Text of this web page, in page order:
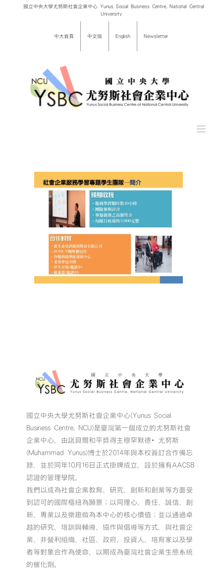
國立中央大學尤努斯社會企業中心 Yunus Social Business Centre, National Central
University
中大首頁 中文版 English Newsletter
國立中央大學尤努斯社會企業中心(Yunus Social
Business Centre, NCU)是臺灣第一個成立的尤努斯社會
企業中心，由諾貝爾和平獎得主穆罕默德•尤努斯
(Muhammad Yunus)博士於2014年與本校簽訂合作備忘
錄，並於同年10月16日正式掛牌成立，設於擁有AACSB
認證的管理學院。
我們以成為社會企業教育、研究、創新和創業等方面受
到認可的國際樞紐為願景；以同理心、責任、誠信、創
新、專業以及樂趣做為本中心的核心價值；並以通過卓
越的研究、培訓與輔導、協作與倡導等方式，與社會企
業、非營利組織、社區、政府、投資人、培育家以及學
者等對象合作為使命，以期成為臺灣社會企業生態系統
的催化劑。